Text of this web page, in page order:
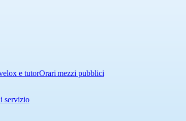
e tutorOrari mezzi pubblici
servizio